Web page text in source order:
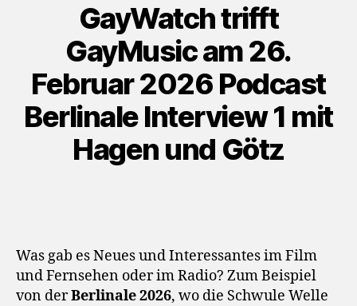
GayWatch trifft
GayMusic am 26.
Februar 2026 Podcast
Berlinale Interview 1 mit
Hagen und Götz
Was gab es Neues und Interessantes im Film
und Fernsehen oder im Radio? Zum Beispiel
von derBerlinale 2026, wo die Schwule Welle